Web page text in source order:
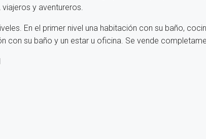
y aventureros.
En el primer nivel una habitación con su baño,
con su baño y un estar u oficina. Se vende